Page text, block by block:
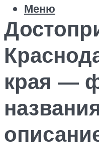
Меню
края —